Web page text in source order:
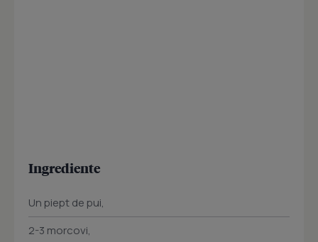
Ingrediente
Un piept de pui,
2-3 morcovi,